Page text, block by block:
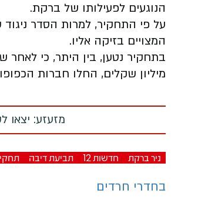
הנוגעים לפעילותו של ברקת.
על פי התחקיר, למרות הסדר
המצויים בזיקה אליו.
מיליון שקלים, החלו חברות
מזעזע: יצאו
ניר ברקת חדשות 12 תביעת דיבה
בחדרי חרדים